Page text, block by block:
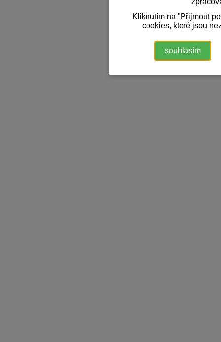
Kliknutím na "Přijmout
cookies, které jsou
souhlasím